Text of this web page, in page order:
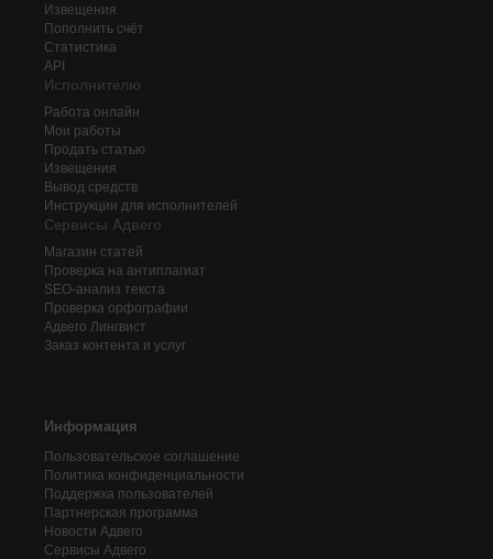
Извещения
Пополнить счёт
Статистика
API
Исполнителю
Работа онлайн
Мои работы
Продать статью
Извещения
Вывод средств
Инструкции для исполнителей
Сервисы Адвего
Магазин статей
Проверка на антиплагиат
SEO-анализ текста
Проверка орфографии
Адвего Лингвист
Заказ контента и услуг
Информация
Пользовательское соглашение
Политика конфиденциальности
Поддержка пользователей
Партнерская программа
Новости Адвего
Сервисы Адвего